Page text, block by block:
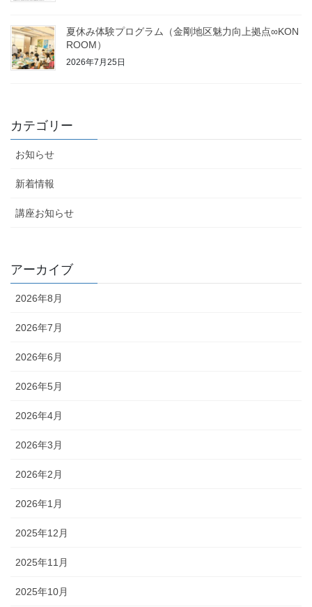
夏休み体験プログラム（金剛地区魅力向上拠点∞KON
ROOM）
2026年7月25日
カテゴリー
お知らせ
新着情報
講座お知らせ
アーカイブ
2026年8月
2026年7月
2026年6月
2026年5月
2026年4月
2026年3月
2026年2月
2026年1月
2025年12月
2025年11月
2025年10月